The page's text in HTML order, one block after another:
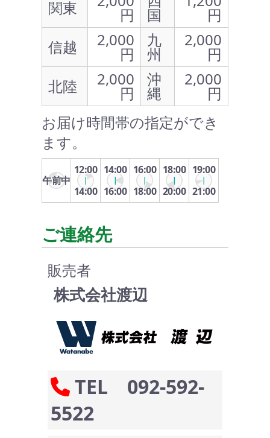
関東 円 国
円
信越
2,000
円
九
州
2,000
円
北陸
2,000
円
沖
縄
2,000
円
お届け時間帯の指定ができ
ます。
午前中
12:00
14:00
14:00
16:00
16:00
18:00
18:00
20:00
19:00
21:00
ご連絡先
販売者
株式会社渡辺
TEL 092-592-
5522